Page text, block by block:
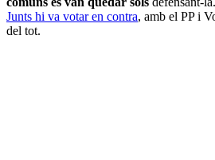
Junts hi va votar en contra, amb el PP i
del tot.